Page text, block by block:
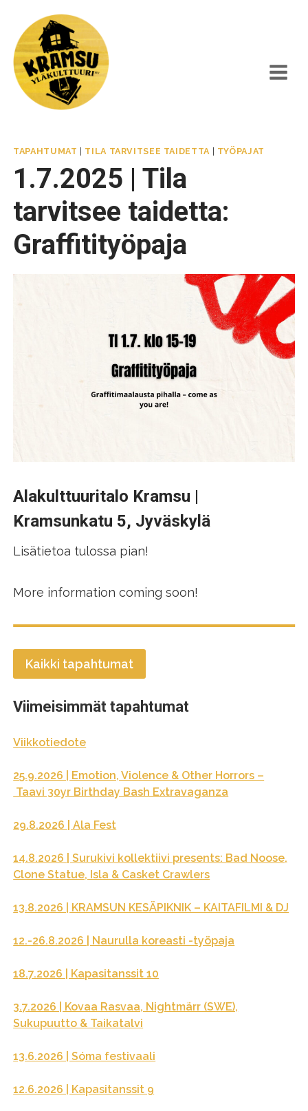
sisältöön
TAPAHTUMAT TILA TARVITSEE TAIDETTA| TYÖPAJAT
1.7.2025 | Tila
tarvitsee taidetta:
Graffitityöpaja
Alakulttuuritalo Kramsu |
Kramsunkatu 5, Jyväskylä
Lisätietoa tulossa pian!
More information coming soon!
Kaikki tapahtumat
Viimeisimmät tapahtumat
Viikkotiedote
25.9.2026 | Emotion, Violence & Other Horrors –
Taavi 30yr Birthday Bash Extravaganza
29.8.2026 | Ala Fest
14.8.2026 | Surukivi kollektiivi presents: Bad Noose,
Clone Statue, Isla & Casket Crawlers
13.8.2026 | KRAMSUN KESÄPIKNIK – KAITAFILMI & DJ
12.-26.8.2026 | Naurulla koreasti -työpaja
18.7.2026 | Kapasitanssit 10
3.7.2026 | Kovaa Rasvaa, Nightmärr (SWE),
Sukupuutto & Taikatalvi
13.6.2026 | Sóma festivaali
12.6.2026 | Kapasitanssit 9